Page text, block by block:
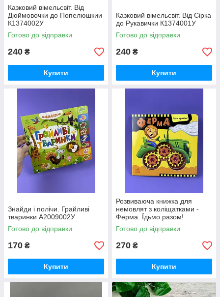
Казковий вімельсвіт. Від
Дюймовочки до Попелюшкии
К1374002У
Готово до відправки
240 ₴
Купити
Казковий вімельсвіт. Від Сірка
до Рукавички К1374001У
Готово до відправки
240 ₴
Купити
Знайди і полічи. Грайливі
тваринки А2009002У
Готово до відправки
170 ₴
Купити
Розвиваюча книжка для
немовлят з коліщатками -
Ферма. Їдьмо разом!
А1874002У
Готово до відправки
270 ₴
Купити